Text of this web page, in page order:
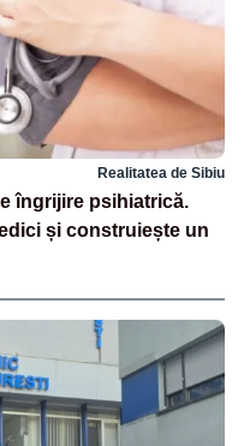
Realitatea de Sibiu
îngrijire psihiatrică.
și construiește un